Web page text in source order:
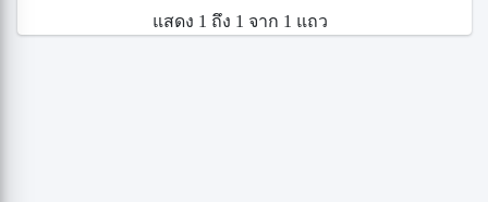
แสดง 1 ถึง 1 จาก 1 แถว